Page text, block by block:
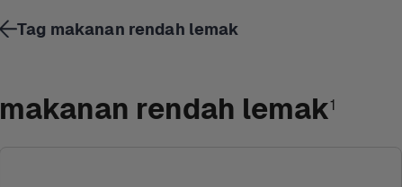
makanan rendah lemak1
Tag makanan rendah lemak